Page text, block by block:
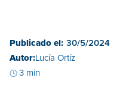
Publicado el: 30/5/2024
Autor:Lucía Ortíz
3 min